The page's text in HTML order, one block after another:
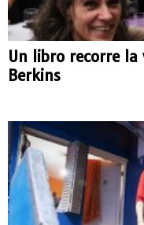
Un libro recorre
Berkins